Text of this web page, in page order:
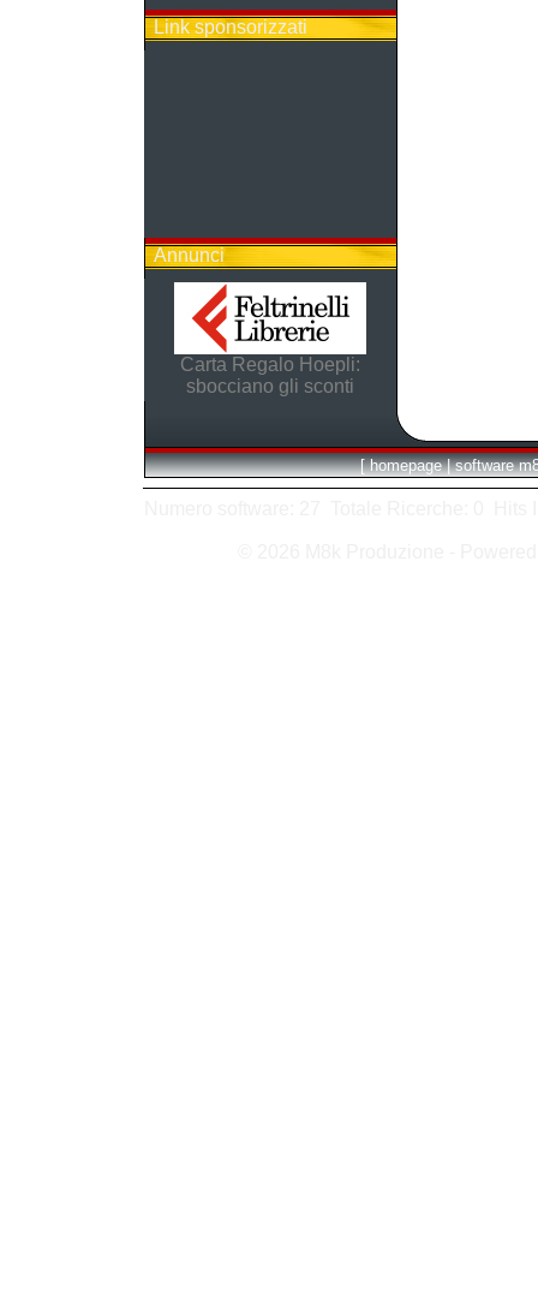
Link sponsorizzati
Annunci
Carta Regalo Hoepli:
sbocciano gli sconti
[ homepage | software